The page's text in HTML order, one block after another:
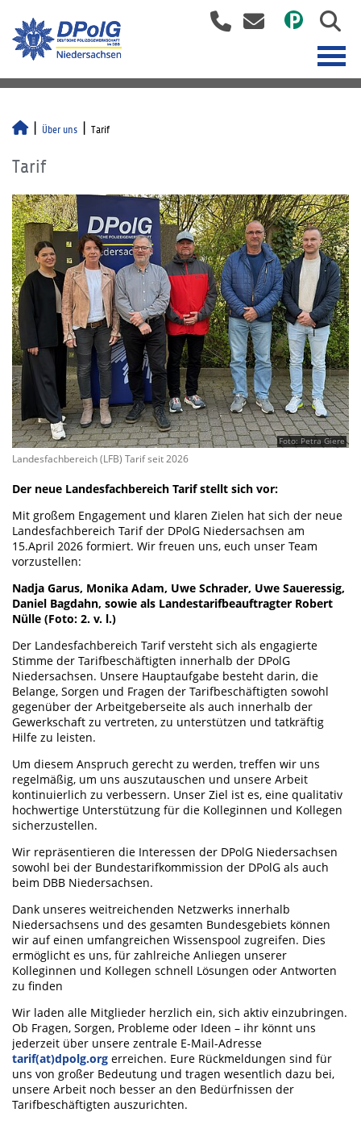
Über uns Tarif
Tarif
Foto: Petra Giere
Landesfachbereich (LFB) Tarif seit 2026
Der neue Landesfachbereich Tarif stellt sich vor:
Mit großem Engagement und klaren Zielen hat sich der neue
Landesfachbereich Tarif der DPolG Niedersachsen am
15.April 2026 formiert. Wir freuen uns, euch unser Team
vorzustellen:
Nadja Garus, Monika Adam, Uwe Schrader, Uwe Saueressig,
Daniel Bagdahn, sowie als Landestarifbeauftragter Robert
Nülle (Foto: 2. v. l.)
Der Landesfachbereich Tarif versteht sich als engagierte
Stimme der Tarifbeschäftigten innerhalb der DPolG
Niedersachsen. Unsere Hauptaufgabe besteht darin, die
Belange, Sorgen und Fragen der Tarifbeschäftigten sowohl
gegenüber der Arbeitgeberseite als auch innerhalb der
Gewerkschaft zu vertreten, zu unterstützen und tatkräftig
Hilfe zu leisten.
Um diesem Anspruch gerecht zu werden, treffen wir uns
regelmäßig, um uns auszutauschen und unsere Arbeit
kontinuierlich zu verbessern. Unser Ziel ist es, eine qualitativ
hochwertige Unterstützung für die Kolleginnen und Kollegen
sicherzustellen.
Wir repräsentieren die Interessen der DPolG Niedersachsen
sowohl bei der Bundestarifkommission der DPolG als auch
beim DBB Niedersachsen.
Dank unseres weitreichenden Netzwerks innerhalb
Niedersachsens und des gesamten Bundesgebiets können
wir auf einen umfangreichen Wissenspool zugreifen. Dies
ermöglicht es uns, für zahlreiche Anliegen unserer
Kolleginnen und Kollegen schnell Lösungen oder Antworten
zu finden
Wir laden alle Mitglieder herzlich ein, sich aktiv einzubringen.
Ob Fragen, Sorgen, Probleme oder Ideen – ihr könnt uns
jederzeit über unsere zentrale E-Mail-Adresse
tarif(at)dpolg.org erreichen. Eure Rückmeldungen sind für
uns von großer Bedeutung und tragen wesentlich dazu bei,
unsere Arbeit noch besser an den Bedürfnissen der
Tarifbeschäftigten auszurichten.